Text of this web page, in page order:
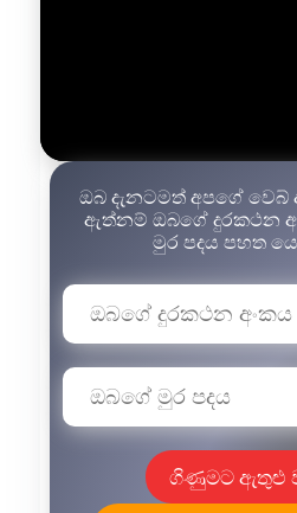
ඔබ දැනටමත් අපගේ වෙබ්
ඇත්නම් ඔබගේ දුරකථන
මුර පදය පහත